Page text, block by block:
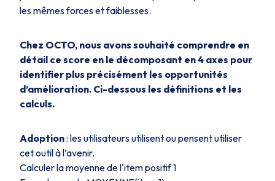
les mêmes forces et faiblesses.
Chez OCTO, nous avons souhaité comprendre en
détail ce score en le décomposant en 4 axes pour
identifier plus précisément les opportunités
d’amélioration. Ci-dessous les définitions et les
calculs.
Adoption: les utilisateurs utilisent ou pensent utiliser
cet outil à l’avenir.
Calculer la moyenne de l'item positif 1